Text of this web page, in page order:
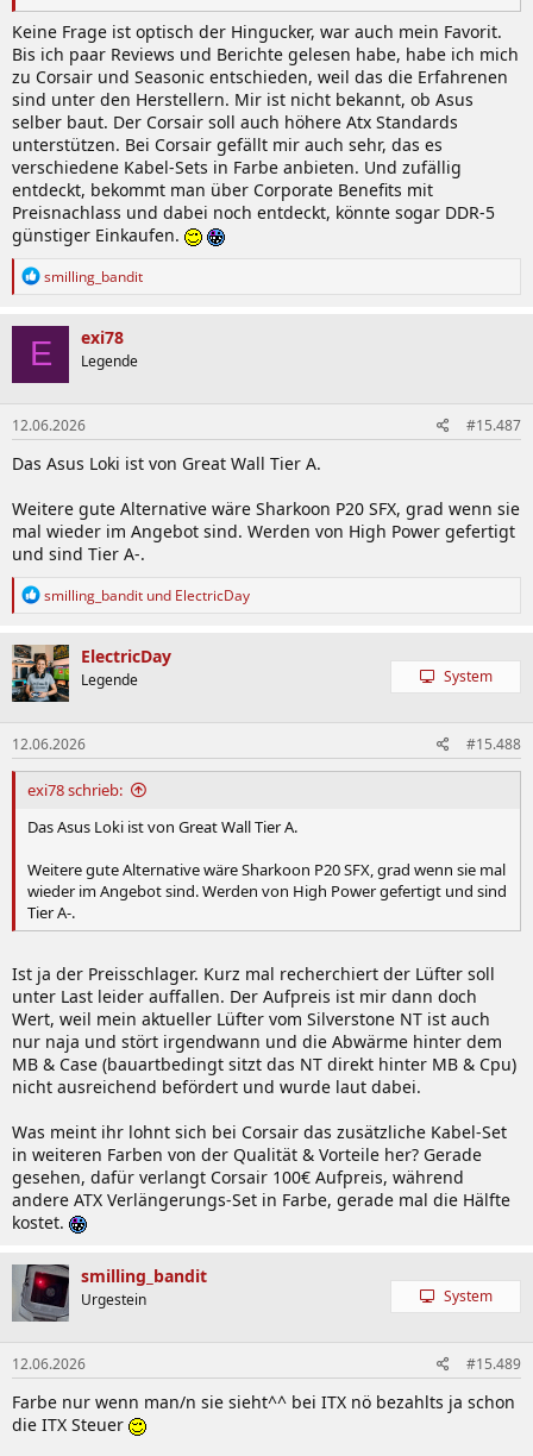
Keine Frage ist optisch der Hingucker, war auch mein Favorit.
Bis ich paar Reviews und Berichte gelesen habe, habe ich mich
zu Corsair und Seasonic entschieden, weil das die Erfahrenen
sind unter den Herstellern. Mir ist nicht bekannt, ob Asus
selber baut. Der Corsair soll auch höhere Atx Standards
unterstützen. Bei Corsair gefällt mir auch sehr, das es
verschiedene Kabel-Sets in Farbe anbieten. Und zufällig
entdeckt, bekommt man über Corporate Benefits mit
Preisnachlass und dabei noch entdeckt, könnte sogar DDR-5
günstiger Einkaufen.
R
k
t
i
o
n
e
n
smilling_bandit
E exi78
Legende
12.06.2026 #15.487
Das Asus Loki ist von Great Wall Tier A.
Weitere gute Alternative wäre Sharkoon P20 SFX, grad wenn sie
mal wieder im Angebot sind. Werden von High Power gefertigt
und sind Tier A-.
R
k
t
i
o
n
e
n
:
smilling_bandit und ElectricDay
ElectricDay
Legende System
12.06.2026 #15.488
exi78 schrieb:
Das Asus Loki ist von Great Wall Tier A.
Weitere gute Alternative wäre Sharkoon P20 SFX, grad wenn sie mal
wieder im Angebot sind. Werden von High Power gefertigt und sind
Tier A-.
Ist ja der Preisschlager. Kurz mal recherchiert der Lüfter soll
unter Last leider auffallen. Der Aufpreis ist mir dann doch
Wert, weil mein aktueller Lüfter vom Silverstone NT ist auch
nur naja und stört irgendwann und die Abwärme hinter dem
MB & Case (bauartbedingt sitzt das NT direkt hinter MB & Cpu)
nicht ausreichend befördert und wurde laut dabei.
Was meint ihr lohnt sich bei Corsair das zusätzliche Kabel-Set
in weiteren Farben von der Qualität & Vorteile her? Gerade
gesehen, dafür verlangt Corsair 100€ Aufpreis, während
andere ATX Verlängerungs-Set in Farbe, gerade mal die Hälfte
kostet.
smilling_bandit
Urgestein System
12.06.2026 #15.489
Farbe nur wenn man/n sie sieht^^ bei ITX nö bezahlts ja schon
die ITX Steuer